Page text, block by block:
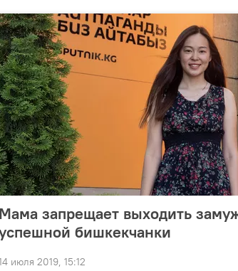
Мама запрещает выходить
бишкекчанки
июля 2019, 15:12